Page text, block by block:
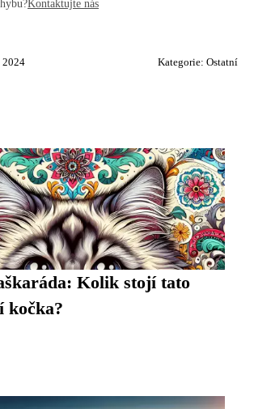
Kontaktujte nás
2024 Kategorie: Ostatní
Kolik stojí tato
kočka?